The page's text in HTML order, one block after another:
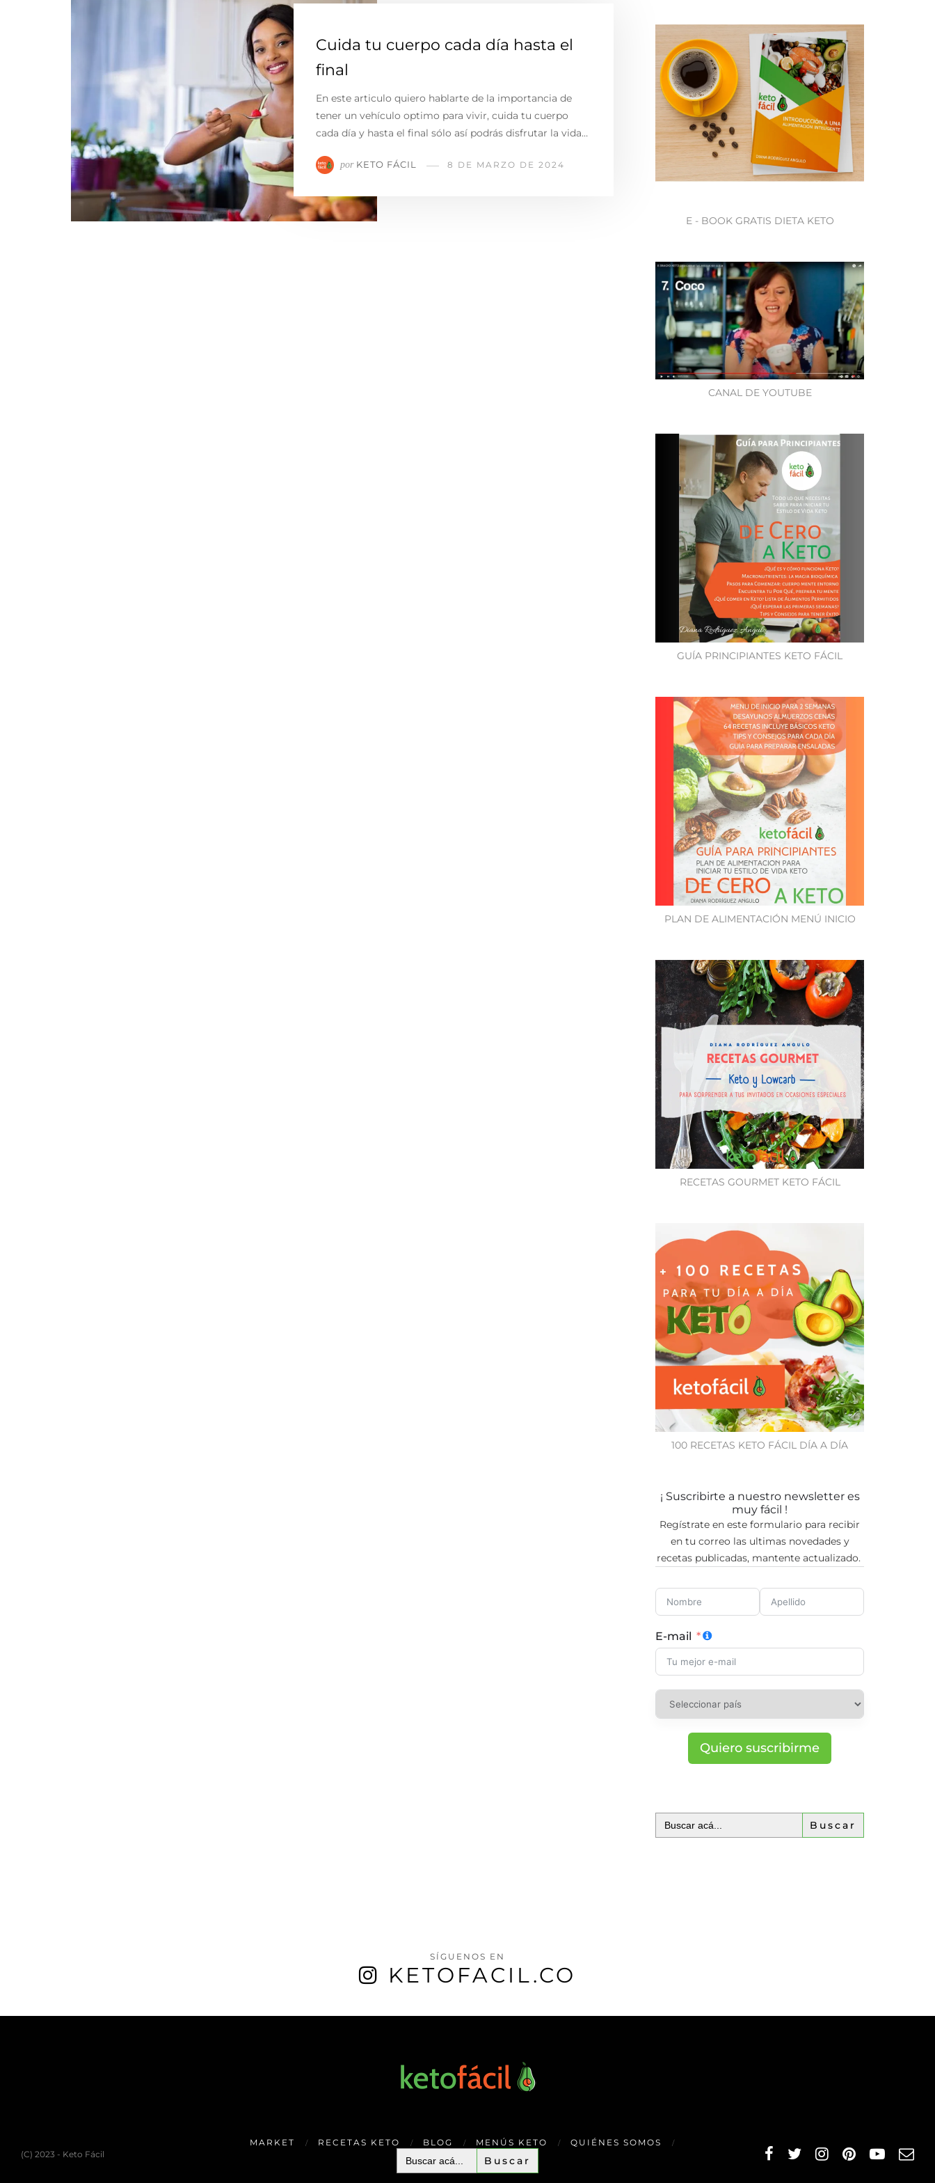
Cuida tu cuerpo cada día hasta el
final
En este articulo quiero hablarte de la importancia de
tener un vehículo optimo para vivir, cuida tu cuerpo
cada día y hasta el final sólo así podrás disfrutar la vida…
por KETO FÁCIL 8 DE MARZO DE 2024
E - BOOK GRATIS DIETA KETO
CANAL DE YOUTUBE
GUÍA PRINCIPIANTES KETO FÁCIL
PLAN DE ALIMENTACIÓN MENÚ INICIO
RECETAS GOURMET KETO FÁCIL
100 RECETAS KETO FÁCIL DÍA A DÍA
¡ Suscribirte a nuestro newsletter es
muy fácil !
Regístrate en este formulario para recibir
en tu correo las ultimas novedades y
recetas publicadas, mantente actualizado.
E-mail
Quiero suscribirme
Buscar:
SÍGUENOS EN
KETOFACIL.CO
(C) 2023 - Keto Fácil
MARKET RECETAS KETO BLOG MENÚS KETO QUIÉNES SOMOS
Buscar: